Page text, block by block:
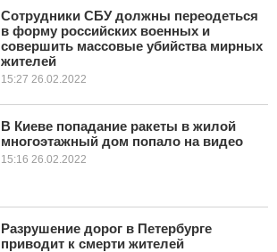
Сотрудники СБУ должны переодеться
в форму российских военных и
совершить массовые убийства мирных
жителей
15:27 26.02.2022
В Киеве попадание ракеты в жилой
многоэтажный дом попало на видео
15:16 26.02.2022
Разрушение дорог в Петербурге
приводит к смерти жителей